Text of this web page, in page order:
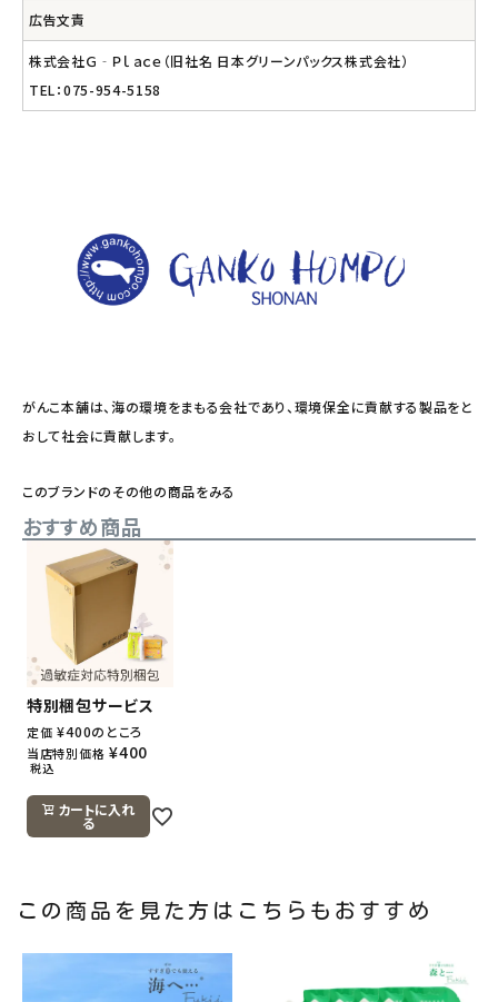
広告文責
株式会社Ｇ‐Ｐｌａｃｅ（旧社名 日本グリーンパックス株式会社）
TEL：075-954-5158
がんこ本舗は、海の環境をまもる会社であり、環境保全に貢献する製品をと
おして社会に貢献します。
このブランドのその他の商品をみる
おすすめ商品
特別梱包サービス
定価 ¥400のところ
当店特別価格 ¥400
税込
カートに入れ
る
この商品を見た方はこちらもおすすめ